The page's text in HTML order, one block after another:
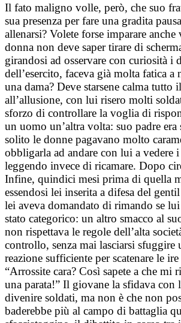
Il fato maligno volle, però, che suo
sua presenza per fare una gradita
allenarsi? Volete forse imparare
donna non deve saper tirare di
girandosi ad osservare con curiosità
dell’esercito, faceva già molta fatica
una dama? Deve starsene calma
all’allusione, con lui risero molti
sforzo di controllare la voglia di
un uomo un’altra volta: suo padre
solito le donne pagavano molto
obbligarla ad andare con lui a vedere
leggendo invece di ricamare. Dopo
Infine, quindici mesi prima di quella
essendosi lei inserita a difesa del
lei aveva domandato di rimando se
stato categorico: un altro smacco al
non rispettava le regole dell’alta
controllo, senza mai lasciarsi sfuggire
reazione sufficiente per scatenare le
“Arrossite cara? Così sapete a che
una parata!” Il giovane la sfidava con
divenire soldati, ma non è che non
baderebbe più al campo di battaglia